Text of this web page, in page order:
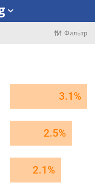
Фильтр
3.1%
2.5%
2.1%